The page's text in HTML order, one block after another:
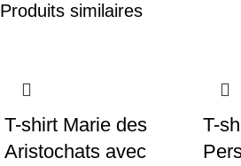
Produits similaires
T-shirt Marie des
Aristochats avec
T-